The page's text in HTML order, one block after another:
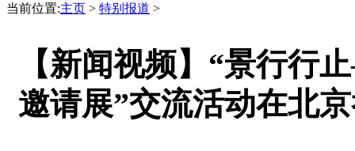
当前位置:主页 > 特别报道 >
【新闻视频】“景行
邀请展”交流活动在北